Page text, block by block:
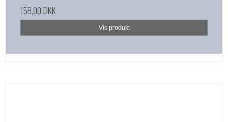
158,00 DKK
Vis produkt